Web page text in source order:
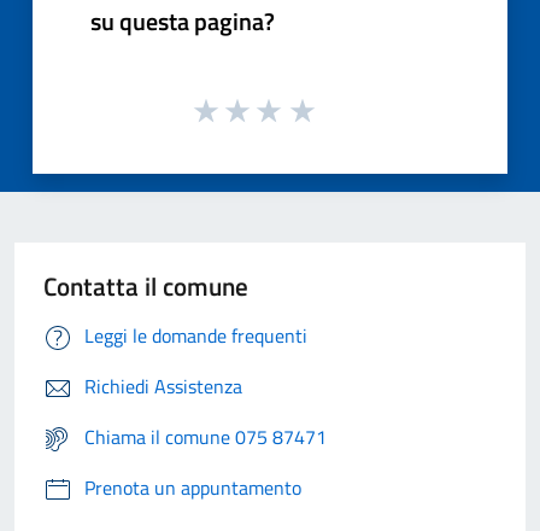
su questa pagina?
Contatta il comune
Leggi le domande frequenti
Richiedi Assistenza
Chiama il comune 075 87471
Prenota un appuntamento